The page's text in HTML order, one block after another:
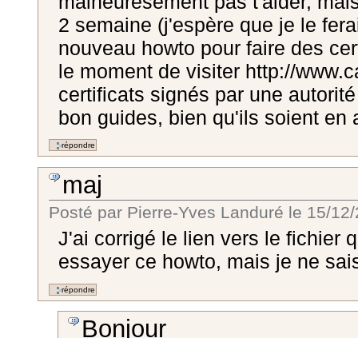
2 semaine (j'espère que je le
nouveau howto pour faire des
le moment de visiter http://
certificats signés par une
bon guides, bien qu'ils soient en
maj
Posté par Pierre-Yves Landuré le 15/
J'ai corrigé le lien vers le fichier
essayer ce howto, mais je ne
Bonjour